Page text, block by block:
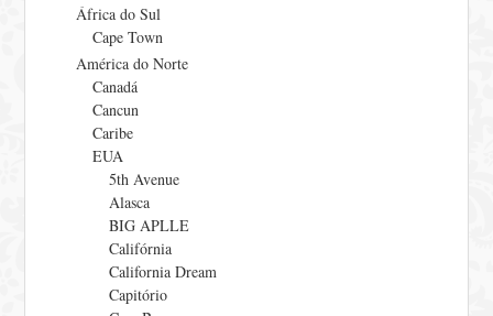
África do Sul
Cape Town
América do Norte
Canadá
Cancun
Caribe
EUA
5th Avenue
Alasca
BIG APLLE
Califórnia
California Dream
Capitório